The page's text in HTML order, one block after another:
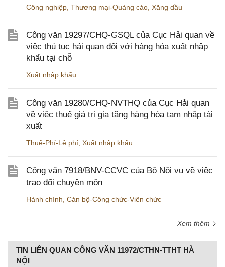
Công nghiệp Thương mại-Quảng cáo Xăng dầu
Công văn 19297/CHQ-GSQL của Cục Hải quan về
việc thủ tục hải quan đối với hàng hóa xuất nhập
khẩu tại chỗ
Xuất nhập khẩu
Công văn 19280/CHQ-NVTHQ của Cục Hải quan
về việc thuế giá trị gia tăng hàng hóa tạm nhập tái
xuất
Thuế-Phí-Lệ phí Xuất nhập khẩu
Công văn 7918/BNV-CCVC của Bộ Nội vụ về việc
trao đổi chuyên môn
Hành chính Cán bộ-Công chức-Viên chức
Xem thêm
TIN LIÊN QUAN CÔNG VĂN 11972/CTHN-TTHT HÀ
NỘI